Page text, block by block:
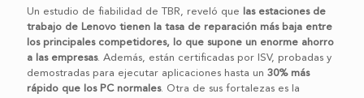
Un estudio de fiabilidad de TBR, reveló que
las estaciones de
trabajo de Lenovo tienen la tasa de reparación más baja entre
los principales competidores, lo que supone un enorme ahorro
a las empresas. Además, están certificadas por ISV, probadas y
demostradas para ejecutar aplicaciones hasta un 30% más
rápido que los PC normales. Otra de sus fortalezas es la